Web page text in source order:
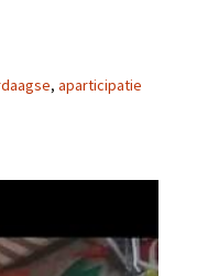
, aparticipatie